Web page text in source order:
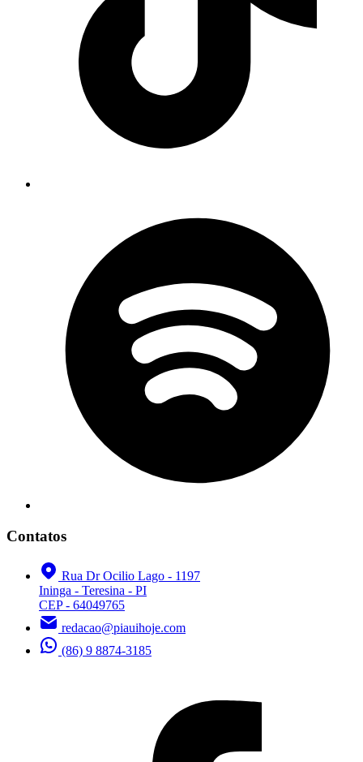
Contatos
Rua Dr Ocilio Lago - 1197
Ininga - Teresina - PI
CEP - 64049765
redacao@piauihoje.com
(86) 9 8874-3185